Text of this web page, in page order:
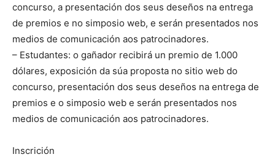
concurso, a presentación dos seus deseños na entrega
de premios e no simposio web, e serán presentados nos
medios de comunicación aos patrocinadores.
– Estudantes: o gañador recibirá un premio de 1.000
dólares, exposición da súa proposta no sitio web do
concurso, presentación dos seus deseños na entrega de
premios e o simposio web e serán presentados nos
medios de comunicación aos patrocinadores.
Inscrición